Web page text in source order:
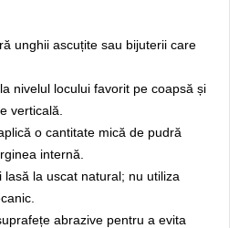
unghii ascuțite sau bijuterii care
nivelul locului favorit pe coapsă și
verticală.
o cantitate mică de pudră
internă.
la uscat natural; nu utiliza
abrazive pentru a evita